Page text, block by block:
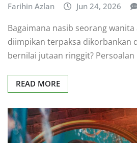
Farihin Azlan Jun 24, 2026
Bagaimana nasib seorang
diimpikan terpaksa dikorbankan
bernilai jutaan ringgit?
READ MORE